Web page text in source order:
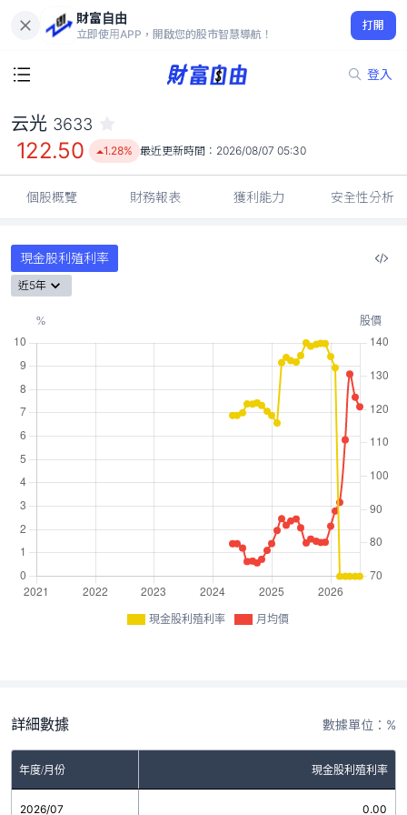
財富自由
立即使用APP，開啟您的股市智慧導航！
打開
登入
122.50
1.28%
云光 3633
122.50 1.28% 最近更新時間： 2026/08/07 05:30
個股概覽 財務報表 獲利能力 安全性分析
現金股利殖利率
近5年
現金股利殖利率 月均價
詳細數據 數據單位：%
年度/月份 現金股利殖利率
2026/07 0.00